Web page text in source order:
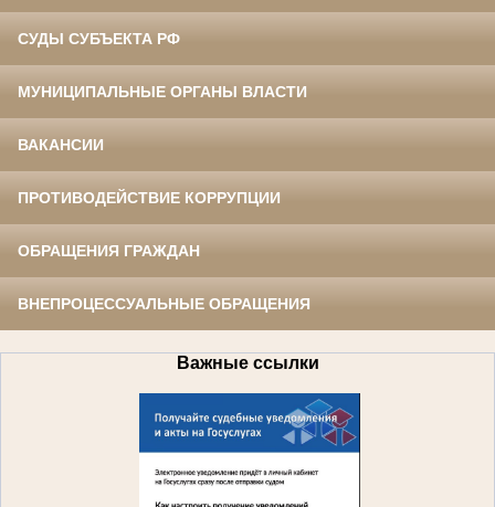
СУДЫ СУБЪЕКТА РФ
МУНИЦИПАЛЬНЫЕ ОРГАНЫ ВЛАСТИ
ВАКАНСИИ
ПРОТИВОДЕЙСТВИЕ КОРРУПЦИИ
ОБРАЩЕНИЯ ГРАЖДАН
ВНЕПРОЦЕССУАЛЬНЫЕ ОБРАЩЕНИЯ
Важные ссылки